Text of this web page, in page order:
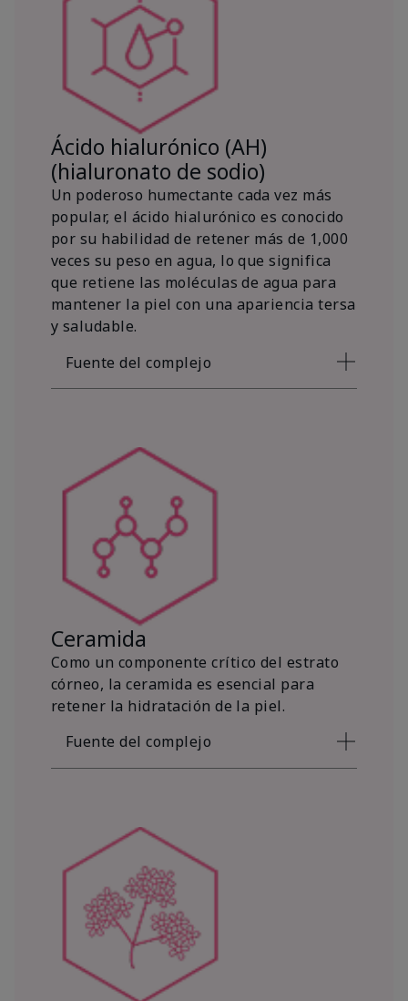
Ácido hialurónico (AH)
(hialuronato de sodio)
Un poderoso humectante cada vez más
popular, el ácido hialurónico es conocido
por su habilidad de retener más de 1,000
veces su peso en agua, lo que significa
que retiene las moléculas de agua para
mantener la piel con una apariencia tersa
y saludable.
Fuente del complejo
Ceramida
Como un componente crítico del estrato
córneo, la ceramida es esencial para
retener la hidratación de la piel.
Fuente del complejo